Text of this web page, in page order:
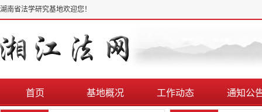
湖南省法学研究基地欢迎您！
首页 基地概况 工作动态 通知公